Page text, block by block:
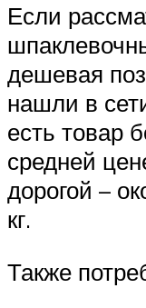
Если
дешевая
нашли в
есть товар
средней
дорогой –
кг.
Также